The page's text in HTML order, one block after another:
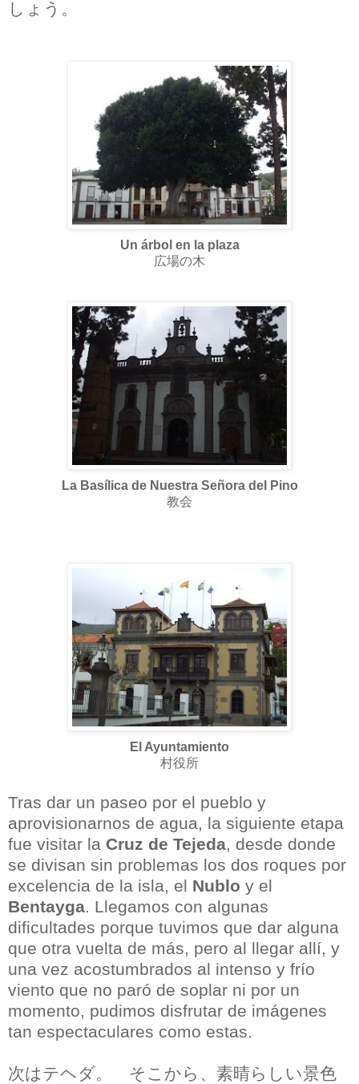
しょう。
Un árbol en la plaza
広場の木
La Basílica de Nuestra Señora del Pino
教会
El Ayuntamiento
村役所
Tras dar un paseo por el pueblo y
aprovisionarnos de agua, la siguiente etapa
fue visitar la Cruz de Tejeda, desde donde
se divisan sin problemas los dos roques por
excelencia de la isla, el Nublo y el
Bentayga. Llegamos con algunas
dificultades porque tuvimos que dar alguna
que otra vuelta de más, pero al llegar allí, y
una vez acostumbrados al intenso y frío
viento que no paró de soplar ni por un
momento, pudimos disfrutar de imágenes
tan espectaculares como estas.
次はテヘダ。 そこから、素晴らしい景色